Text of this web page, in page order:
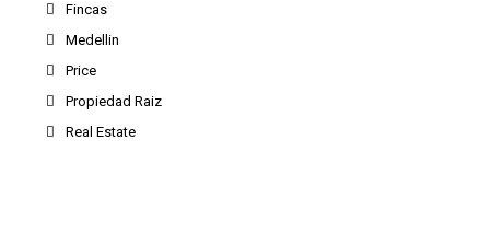
Fincas
Medellin
Price
Propiedad Raiz
Real Estate